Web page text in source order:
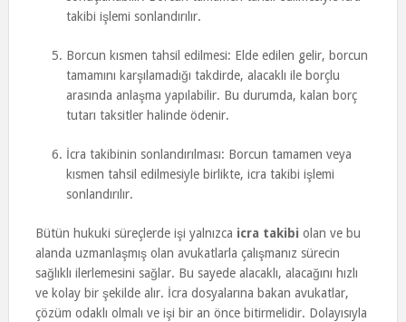
takibi işlemi sonlandırılır.
Borcun kısmen tahsil edilmesi: Elde edilen gelir, borcun
tamamını karşılamadığı takdirde, alacaklı ile borçlu
arasında anlaşma yapılabilir. Bu durumda, kalan borç
tutarı taksitler halinde ödenir.
İcra takibinin sonlandırılması: Borcun tamamen veya
kısmen tahsil edilmesiyle birlikte, icra takibi işlemi
sonlandırılır.
Bütün hukuki süreçlerde işi yalnızca icra takibi olan ve bu
alanda uzmanlaşmış olan avukatlarla çalışmanız sürecin
sağlıklı ilerlemesini sağlar. Bu sayede alacaklı, alacağını hızlı
ve kolay bir şekilde alır. İcra dosyalarına bakan avukatlar,
çözüm odaklı olmalı ve işi bir an önce bitirmelidir. Dolayısıyla